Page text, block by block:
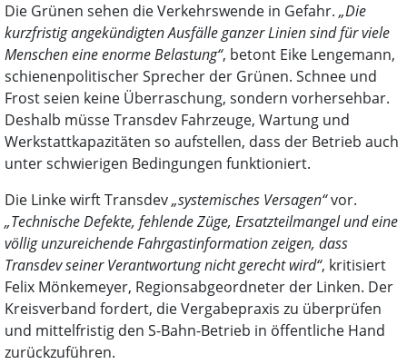
Die Grünen sehen die Verkehrswende in Gefahr. „Die
kurzfristig angekündigten Ausfälle ganzer Linien sind für viele
Menschen eine enorme Belastung“, betont Eike Lengemann,
schienenpolitischer Sprecher der Grünen. Schnee und
Frost seien keine Überraschung, sondern vorhersehbar.
Deshalb müsse Transdev Fahrzeuge, Wartung und
Werkstattkapazitäten so aufstellen, dass der Betrieb auch
unter schwierigen Bedingungen funktioniert.
Die Linke wirft Transdev„systemisches Versagen“vor.
„Technische Defekte, fehlende Züge, Ersatzteilmangel und eine
völlig unzureichende Fahrgastinformation zeigen, dass
Transdev seiner Verantwortung nicht gerecht wird“, kritisiert
Felix Mönkemeyer, Regionsabgeordneter der Linken. Der
Kreisverband fordert, die Vergabepraxis zu überprüfen
und mittelfristig den S-Bahn-Betrieb in öffentliche Hand
zurückzuführen.